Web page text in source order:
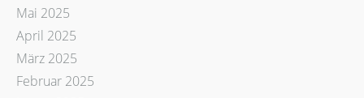
Mai 2025
April 2025
März 2025
Februar 2025